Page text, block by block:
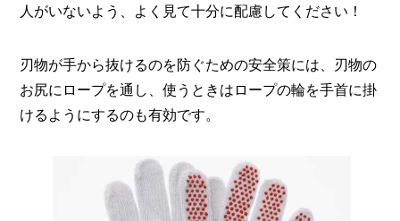
人がいないよう、よく見て十分に配慮してください！
刃物が手から抜けるのを防ぐための安全策には、刃物の
お尻にロープを通し、使うときはロープの輪を手首に掛
けるようにするのも有効です。